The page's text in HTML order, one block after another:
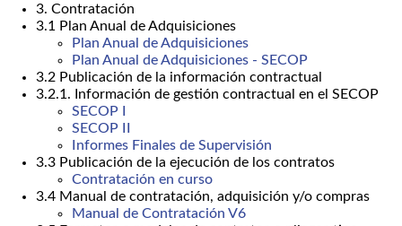
3. Contratación
3.1 Plan Anual de Adquisiciones
Plan Anual de Adquisiciones
Plan Anual de Adquisiciones - SECOP
3.2 Publicación de la información contractual
3.2.1. Información de gestión contractual en el SECOP
SECOP I
SECOP II
Informes Finales de Supervisión
3.3 Publicación de la ejecución de los contratos
Contratación en curso
3.4 Manual de contratación, adquisición y/o compras
Manual de Contratación V6